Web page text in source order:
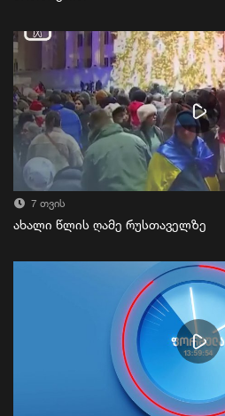
7 თვის
ახალი წლის ღამე რუსთაველზე